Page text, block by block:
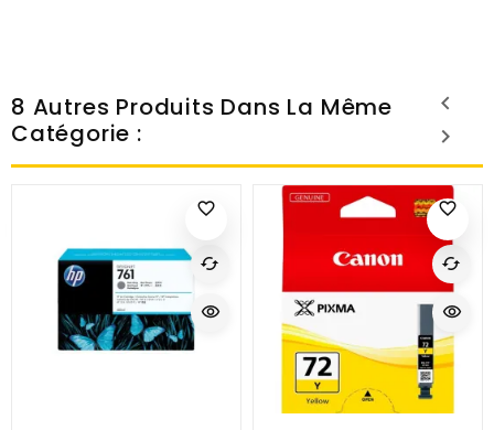
8 Autres Produits Dans La Même
Catégorie :
favorite_border
cached
visibility
favorite_border
cached
visibility